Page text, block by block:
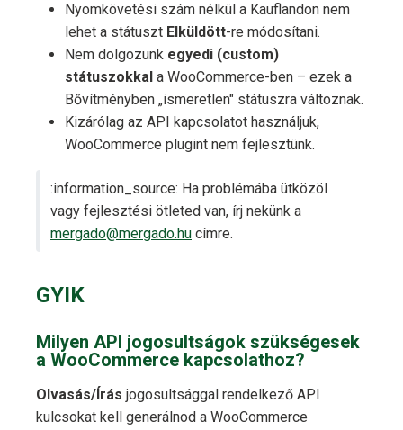
Nyomkövetési szám nélkül a Kauflandon nem
lehet a státuszt Elküldött-re módosítani.
Nem dolgozunk egyedi (custom)
státuszokkal a WooCommerce-ben – ezek a
Bővítményben „ismeretlen" státuszra változnak.
Kizárólag az API kapcsolatot használjuk,
WooCommerce plugint nem fejlesztünk.
:information_source: Ha problémába ütközöl
vagy fejlesztési ötleted van, írj nekünk a
mergado@mergado.hu címre.
GYIK
Milyen API jogosultságok szükségesek
a WooCommerce kapcsolathoz?
Olvasás/Írás jogosultsággal rendelkező API
kulcsokat kell generálnod a WooCommerce